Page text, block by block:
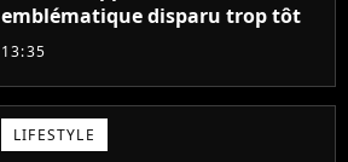
emblématique disparu trop tôt
13:35
LIFESTYLE